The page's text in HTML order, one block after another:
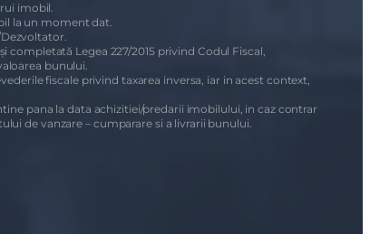
imobil.
la un moment dat.
completată Legea 227/2015 privind Codul Fiscal,
bunului.
fiscale privind taxarea inversa, iar in acest context,
pana la data achizitiei/predarii imobilului, in caz contrar
de vanzare – cumparare si a livrarii bunului.